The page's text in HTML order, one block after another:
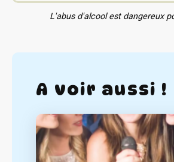
L'abus d'alcool est dangereux
A voir aussi !